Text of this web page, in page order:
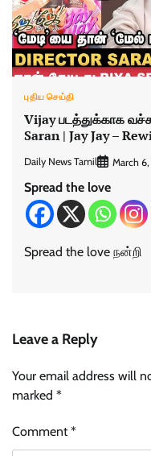
புதிய செய்தி
Vijay படத்துக்காக
Saran | Jay Jay –
Daily News Tamil March
Spread the love
Spread the love நன்றி
Leave a Reply
Your email address will
marked *
Comment*